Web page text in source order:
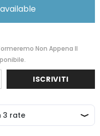
Non Appena Il
ISCRIVITI